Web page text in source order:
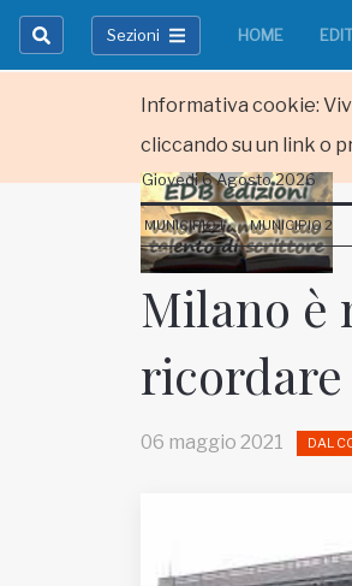
Informativa cookie:
cliccando su un link o
Sezioni HOME
Inviateci le vostre segnalazioni
Iscriviti alla newsletter
Giovedi 6 Agosto 2026
MUNICIPIO 1 MUNICIPIO 2
Milano è
06 maggio 2021 DAL